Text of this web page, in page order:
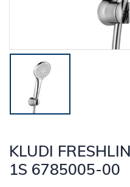
KLUDI
1S 6785005-00